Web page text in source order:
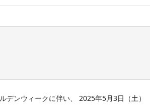
ンウィークに伴い、 2025年5月3日（土）